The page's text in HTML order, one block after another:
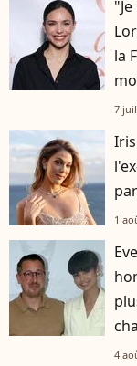
la
7
1
4